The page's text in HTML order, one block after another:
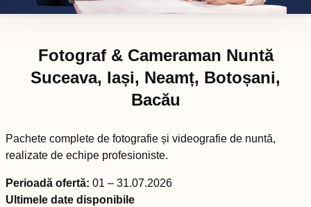
Fotograf & Cameraman Nuntă
Suceava, Iași, Neamț, Botoșani,
Bacău
Pachete complete de fotografie și videografie de nuntă,
realizate de echipe profesioniste.
Perioadă ofertă: 01 – 31.07.2026
Ultimele date disponibile